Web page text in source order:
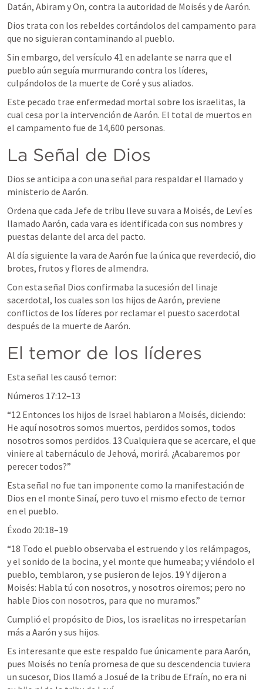
Datán, Abiram y On, contra la autoridad de Moisés y de Aarón.
Dios trata con los rebeldes cortándolos del campamento para
que no siguieran contaminando al pueblo.
Sin embargo, del versículo 41 en adelante se narra que el
pueblo aún seguía murmurando contra los líderes,
culpándolos de la muerte de Coré y sus aliados.
Este pecado trae enfermedad mortal sobre los israelitas, la
cual cesa por la intervención de Aarón. El total de muertos en
el campamento fue de 14,600 personas.
La Señal de Dios
Dios se anticipa a con una señal para respaldar el llamado y
ministerio de Aarón.
Ordena que cada Jefe de tribu lleve su vara a Moisés, de Leví es
llamado Aarón, cada vara es identificada con sus nombres y
puestas delante del arca del pacto.
Al día siguiente la vara de Aarón fue la única que reverdeció, dio
brotes, frutos y flores de almendra.
Con esta señal Dios confirmaba la sucesión del linaje
sacerdotal, los cuales son los hijos de Aarón, previene
conflictos de los líderes por reclamar el puesto sacerdotal
después de la muerte de Aarón.
El temor de los líderes
Esta señal les causó temor:
Números 17:12–13
“12 Entonces los hijos de Israel hablaron a Moisés, diciendo:
He aquí nosotros somos muertos, perdidos somos, todos
nosotros somos perdidos. 13 Cualquiera que se acercare, el que
viniere al tabernáculo de Jehová, morirá. ¿Acabaremos por
perecer todos?”
Esta señal no fue tan imponente como la manifestación de
Dios en el monte Sinaí, pero tuvo el mismo efecto de temor
en el pueblo.
Éxodo 20:18–19
“18 Todo el pueblo observaba el estruendo y los relámpagos,
y el sonido de la bocina, y el monte que humeaba; y viéndolo el
pueblo, temblaron, y se pusieron de lejos. 19 Y dijeron a
Moisés: Habla tú con nosotros, y nosotros oiremos; pero no
hable Dios con nosotros, para que no muramos.”
Cumplió el propósito de Dios, los israelitas no irrespetarían
más a Aarón y sus hijos.
Es interesante que este respaldo fue únicamente para Aarón,
pues Moisés no tenía promesa de que su descendencia tuviera
un sucesor, Dios llamó a Josué de la tribu de Efraín, no era ni